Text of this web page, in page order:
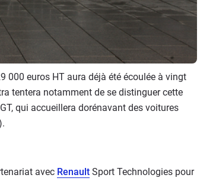
000 euros HT aura déjà été écoulée à vingt
tentera notamment de se distinguer cette
qui accueillera dorénavant des voitures
avec Renault Sport Technologies pour